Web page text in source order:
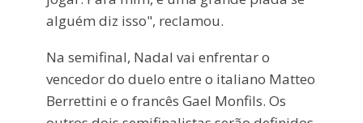
alguém diz isso", reclamou.
Na semifinal, Nadal vai enfrentar o
vencedor do duelo entre o italiano Matteo
Berrettini e o francês Gael Monfils. Os